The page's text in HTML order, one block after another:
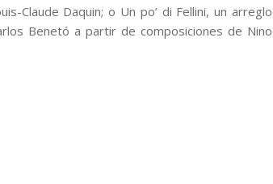
Claude Daquin; o Un po’ di Fellini, un arreglo
Benetó a partir de composiciones de Nino